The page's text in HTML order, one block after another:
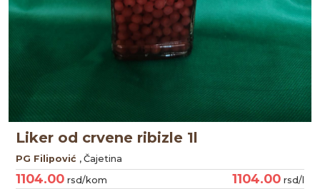
Liker od crvene ribizle 1l
PG Filipović , Čajetina
1104.00 rsd/kom 1104.00 rsd/l